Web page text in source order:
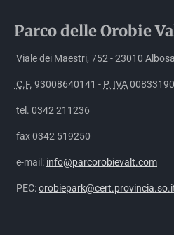
Parco delleOrobie
Viale dei Maestri, 752 - 23010
C.F. 93008640141 - P. IVA
tel. 0342 211236
fax 0342 519250
e-mail: info@parcorobievalt.com
PEC: